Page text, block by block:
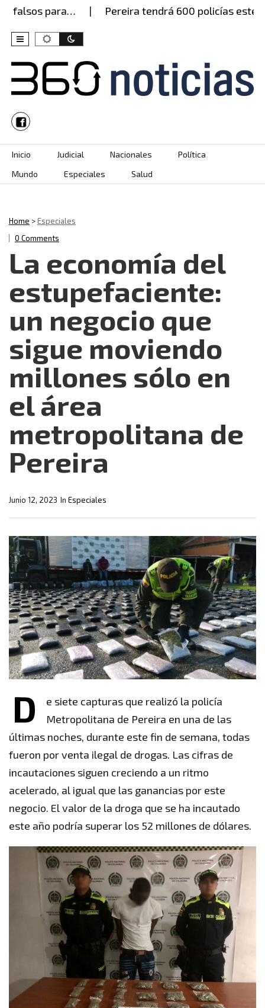
para… Pereira tendrá 600 policías este jueves,
Skip to content
Inicio Judicial Nacionales
Política
Mundo
Especiales Salud
Home >Especiales
0 Comments
La economía del
estupefaciente:
un negocio que
sigue moviendo
millones sólo en
el área
metropolitana de
Pereira
In Especiales
Junio 12, 2023
D
e siete capturas que realizó la policía
Metropolitana de Pereira en una de las
últimas noches, durante este fin de semana, todas
fueron por venta ilegal de drogas. Las cifras de
incautaciones siguen creciendo a un ritmo
acelerado, al igual que las ganancias por este
negocio. El valor de la droga que se ha incautado
este año podría superar los 52 millones de dólares.